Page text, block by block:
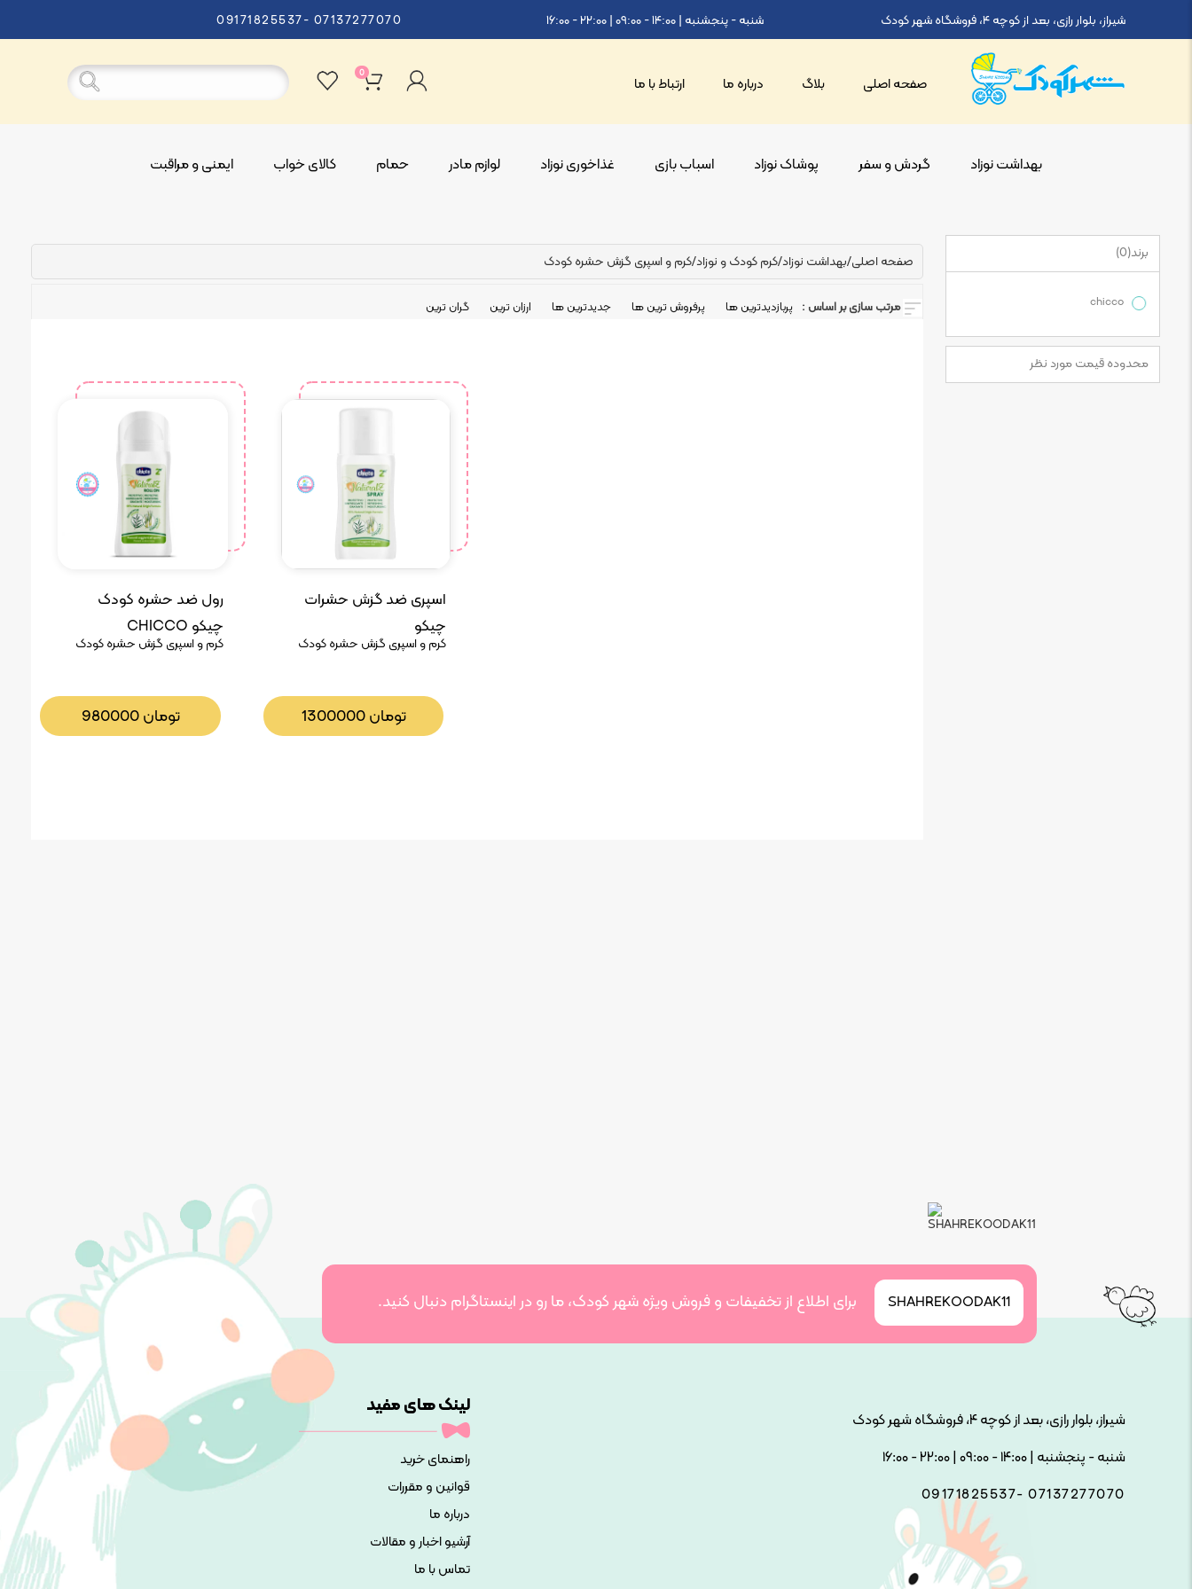
شیراز، بلوار رازی، بعد از کوچه ۴، فروشگاه شهر کودک شنبه - پنجشنبه | ۱۴:۰۰ - ۰۹:۰۰ | ۲۲:۰۰ - ۱۶:۰۰ 09171825537- 07137277070
صفحه اصلی بلاگ درباره ما ارتباط با ما
0
بهداشت نوزاد گردش و سفر پوشاک نوزاد اسباب بازی غذاخوری نوزاد لوازم مادر حمام کالای خواب ایمنی و مراقبت
صفحه اصلی/بهداشت نوزاد/کرم کودک و نوزاد/کرم و اسپری گزش حشره کودک
مرتب سازی بر اساس : پربازدیدترین ها پرفروش ترین ها جدیدترین ها ارزان ترین گران ترین
رول ضد حشره کودک
چیکو CHICCO
کرم و اسپری گزش حشره کودک
980000تومان
اسپری ضد گزش حشرات
چیکو
کرم و اسپری گزش حشره کودک
1300000تومان
برند (0)
chicco
محدوده قیمت مورد نظر
SHAHREKOODAK11 برای اطلاع از تخفیفات و فروش ویژه شهر کودک، ما رو در اینستاگرام دنبال کنید.
شیراز، بلوار رازی، بعد از کوچه ۴، فروشگاه شهر کودک
شنبه - پنجشنبه | ۱۴:۰۰ - ۰۹:۰۰ | ۲۲:۰۰ - ۱۶:۰۰
09171825537- 07137277070
لینک های مفید
راهنمای خرید
قوانین و مقررات
درباره ما
آرشیو اخبار و مقالات
تماس با ما